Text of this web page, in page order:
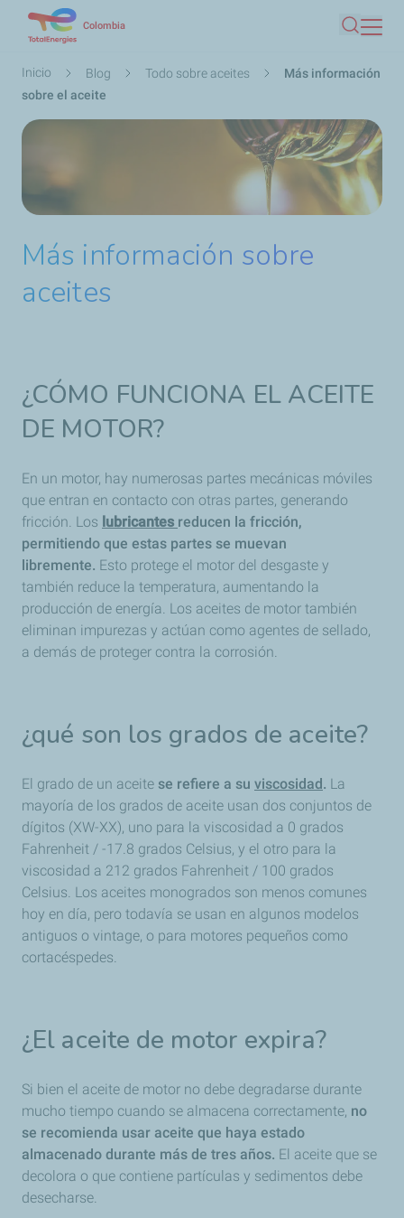
contenido
Colombia
Buscar
Ruta
de
navegación
Inicio Blog Todo sobre aceites
Más información
sobre el aceite
Más información sobre
aceites
¿CÓMO FUNCIONA EL ACEITE
DE MOTOR?
En un motor, hay numerosas partes mecánicas móviles
que entran en contacto con otras partes, generando
fricción. Los lubricantes reducen la fricción,
permitiendo que estas partes se muevan
libremente. Esto protege el motor del desgaste y
también reduce la temperatura, aumentando la
producción de energía. Los aceites de motor también
eliminan impurezas y actúan como agentes de sellado,
a demás de proteger contra la corrosión.
¿qué son los grados de aceite?
El grado de un aceite se refiere a su viscosidad. La
mayoría de los grados de aceite usan dos conjuntos de
dígitos (XW-XX), uno para la viscosidad a 0 grados
Fahrenheit / -17.8 grados Celsius, y el otro para la
viscosidad a 212 grados Fahrenheit / 100 grados
Celsius. Los aceites monogrados son menos comunes
hoy en día, pero todavía se usan en algunos modelos
antiguos o vintage, o para motores pequeños como
cortacéspedes.
¿El aceite de motor expira?
Si bien el aceite de motor no debe degradarse durante
mucho tiempo cuando se almacena correctamente, no
se recomienda usar aceite que haya estado
almacenado durante más de tres años. El aceite que se
decolora o que contiene partículas y sedimentos debe
desecharse.